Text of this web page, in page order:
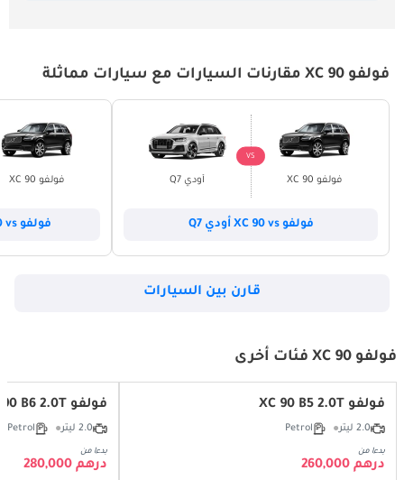
فولفو XC 90 مقارنات السيارات مع سيارات مماثلة
فولفو XC 90
VS
أودي Q7
فولفو XC 90 vs أودي Q7
فولفو XC 90
فولفو XC 90 vs بي أم دبليو X5
قارن بين السيارات
فولفو XC 90 فئات أخرى
فولفو XC 90 B5 2.0T
2.0 ليتر Petrol
بدءا من
درهم 260,000
فولفو XC 90 B6 2.0T
2.0 ليتر Petrol
بدءا من
درهم 280,000